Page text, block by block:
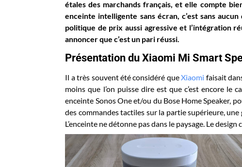
étales des marchands français, et elle compte
enceinte intelligente sans écran, c’est sans
politique de prix aussi agressive et l’intégration
annoncer que c’est un pari réussi.
Présentation du Xiaomi Mi Smart
Il a très souvent été considéré queXiaomi faisait
moins que l’on puisse dire est que c’est encore le
enceinte Sonos One et/ou du Bose Home Speaker,
des commandes tactiles sur la partie supérieure,
L’enceinte ne détonne pas dans le paysage. Le